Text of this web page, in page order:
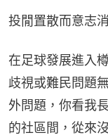
投閒置散而意志
在足球發展進入
歧視或難民問題
外問題，你看我
的社區間，從來